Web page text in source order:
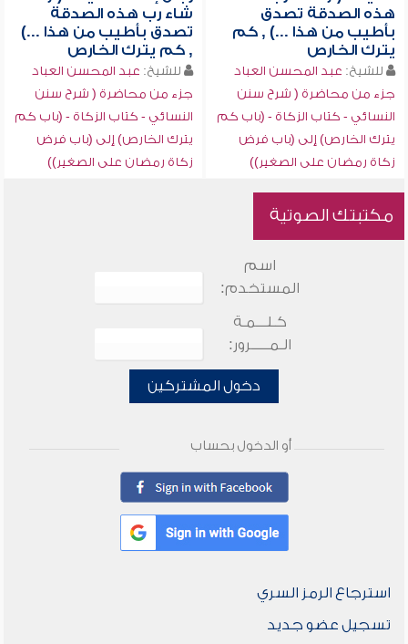
هذه الصدقة تصدق
بأطيب من هذا ...) , كم
يترك الخارص
للشيخ: عبد المحسن العباد
جزء من محاضرة ( شرح سنن
النسائي - كتاب الزكاة - (باب كم
يترك الخارص) إلى (باب فرض
زكاة رمضان على الصغير))
شاء رب هذه الصدقة
تصدق بأطيب من هذا ...)
, كم يترك الخارص
للشيخ: عبد المحسن العباد
جزء من محاضرة ( شرح سنن
النسائي - كتاب الزكاة - (باب كم
يترك الخارص) إلى (باب فرض
زكاة رمضان على الصغير))
مكتبتك الصوتية
اسم
المستخدم:
كـلـــمـة
الـمـــــرور:
دخول المشتركين
أو الدخول بحساب
استرجاع الرمز السري
تسجيل عضو جديد